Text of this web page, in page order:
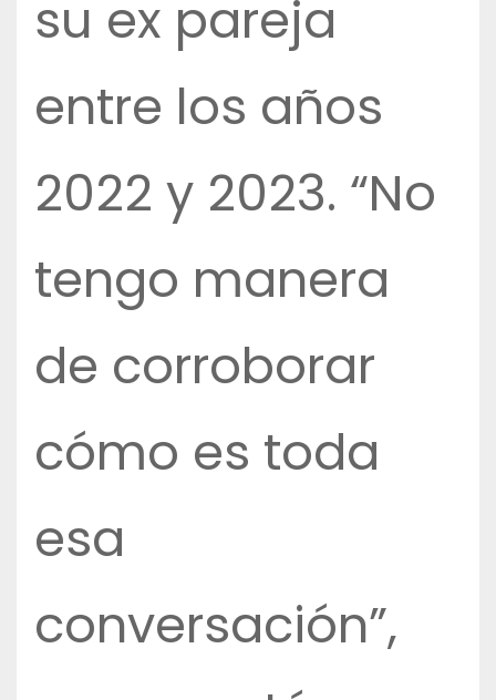
su ex pareja
entre los años
2022 y 2023. “No
tengo manera
de corroborar
cómo es toda
esa
conversación”,